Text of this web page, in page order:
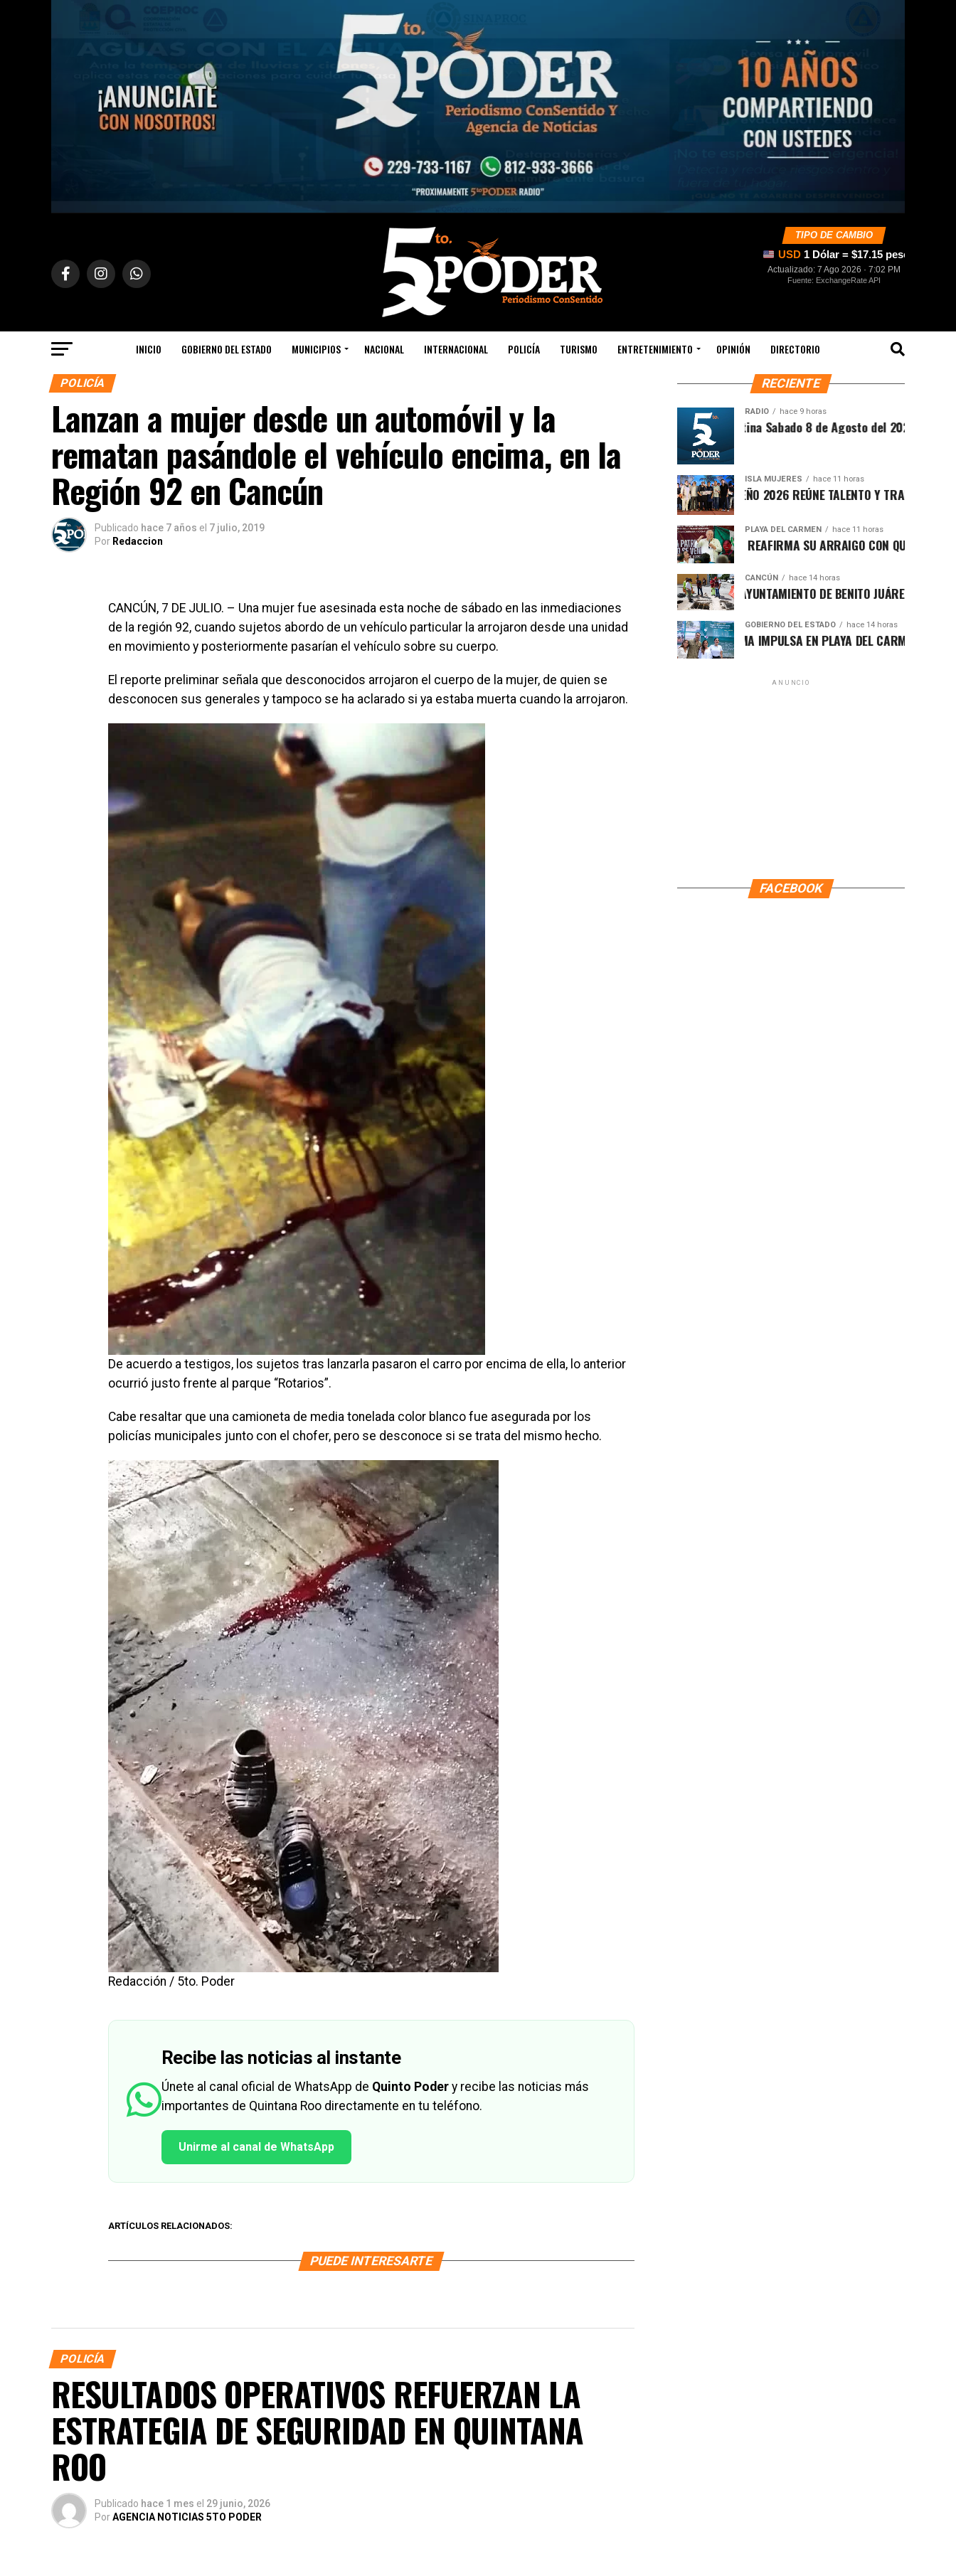
TIPO DE CAMBIO
USD 1 Dólar = $17.15 pesos
Actualizado: 7 Ago 2026 · 7:02 PM
Fuente: ExchangeRate API
INICIO GOBIERNO DEL ESTADO MUNICIPIOS NACIONAL INTERNACIONAL POLICÍA TURISMO ENTRETENIMIENTO OPINIÓN DIRECTORIO
POLICÍA
Lanzan a mujer desde un automóvil y la
rematan pasándole el vehículo encima, en la
Región 92 en Cancún
Publicado hace 7 años el 7 julio, 2019
Por Redaccion
CANCÚN, 7 DE JULIO. – Una mujer fue asesinada esta noche de sábado en las inmediaciones
de la región 92, cuando sujetos abordo de un vehículo particular la arrojaron desde una unidad
en movimiento y posteriormente pasarían el vehículo sobre su cuerpo.
El reporte preliminar señala que desconocidos arrojaron el cuerpo de la mujer, de quien se
desconocen sus generales y tampoco se ha aclarado si ya estaba muerta cuando la arrojaron.
De acuerdo a testigos, los sujetos tras lanzarla pasaron el carro por encima de ella, lo anterior
ocurrió justo frente al parque “Rotarios”.
Cabe resaltar que una camioneta de media tonelada color blanco fue asegurada por los
policías municipales junto con el chofer, pero se desconoce si se trata del mismo hecho.
Redacción / 5to. Poder
Recibe las noticias al instante
Únete al canal oficial de WhatsApp de Quinto Poder y recibe las noticias más
importantes de Quintana Roo directamente en tu teléfono.
Unirme al canal de WhatsApp
ARTÍCULOS RELACIONADOS:
PUEDE INTERESARTE
POLICÍA
RESULTADOS OPERATIVOS REFUERZAN LA
ESTRATEGIA DE SEGURIDAD EN QUINTANA
ROO
Publicado hace 1 mes el 29 junio, 2026
PorAGENCIA NOTICIAS 5TO PODER
RECIENTE
RADIO hace 9 horas
Síntesis Matutina Sabado 8 de Agosto del 2026
ISLA MUJERES hace 11 horas
CEVICHE ISLEÑO 2026 REÚNE TALENTO Y TRADICIÓN EN ISLA
PLAYA DEL CARMEN hace 11 horas
RAFA MARÍN REAFIRMA SU ARRAIGO CON QUINTANA ROO Y
CANCÚN hace 14 horas
FORTALECE AYUNTAMIENTO DE BENITO JUÁREZ ACCIONES
GOBIERNO DEL ESTADO hace 14 horas
MARA LEZAMA IMPULSA EN PLAYA DEL CARMEN EL PRIMER
ANUNCIO
FACEBOOK